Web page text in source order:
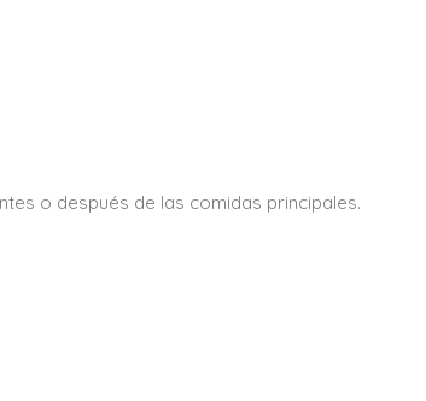
o después de las comidas principales.